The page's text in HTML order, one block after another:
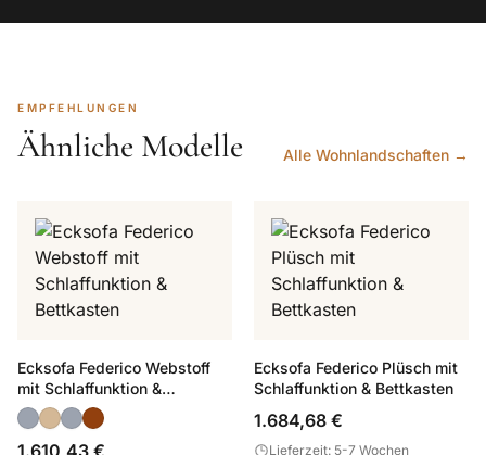
EMPFEHLUNGEN
Ähnliche Modelle Alle Wohnlandschaften →
Ecksofa Federico Webstoff
mit Schlaffunktion &
Bettkasten
1.610,43 €
Ecksofa Federico Plüsch mit
Schlaffunktion & Bettkasten
1.684,68 €
Lieferzeit: 5-7 Wochen